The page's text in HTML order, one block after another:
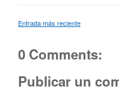
Entrada más reciente
0 Comments:
Publicar un